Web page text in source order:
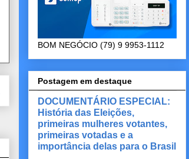
BOM NEGÓCIO (79) 9 9953-1112
Postagem em destaque
DOCUMENTÁRIO ESPECIAL:
História das Eleições,
primeiras mulheres votantes,
primeiras votadas e a
importância delas para o Brasil